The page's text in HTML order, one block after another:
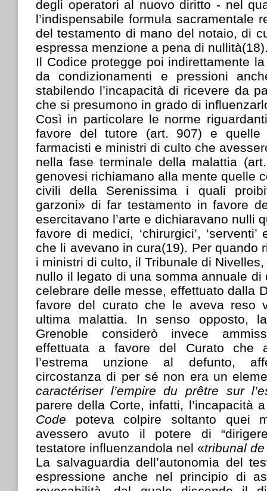
degli operatori al nuovo diritto - nel
l’indispensabile formula sacramentale
del testamento di mano del notaio, di
espressa menzione a pena di
Il Codice protegge poi indirettamente
da condizionamenti e pressioni
stabilendo l’incapacità di ricevere da
che si presumono in grado di
Così in particolare le norme
favore del tutore (art. 907) e
farmacisti e ministri di culto che
nella fase terminale della malattia
genovesi richiamano alla mente quelle
civili della Serenissima i quali
garzoni» di far testamento in favore
esercitavano l’arte e dichiaravano nulli
favore di medici, ‘chirurgici’,
che li avevano in cura(19). Per quando
i ministri di culto, il Tribunale di
nullo il legato di una somma annuale di
celebrare delle messe, effettuato dalla
favore del curato che le aveva reso
ultima malattia. In senso opposto,
Grenoble considerò invece
effettuata a favore del Curato che
l’estrema unzione al defunto,
circostanza di per sé non era un
caractériser l’empire du prêtre sur
parere della Corte, infatti, l’incapacità
Code poteva colpire soltanto quei
avessero avuto il potere di
testatore influenzandola nel «tribunal
La salvaguardia dell’autonomia del
espressione anche nel principio di